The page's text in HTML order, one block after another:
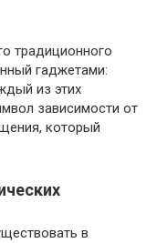
традиционного
гаджетами:
из этих
зависимости от
который
в